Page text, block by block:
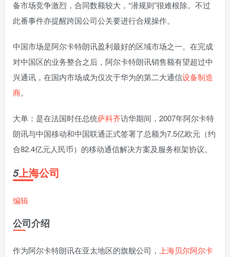
备市场竞争激烈，合同数额较大，“潜规则”很难根除。不过
此番事件亦提醒跨国公司公关要进行合规操作。
中国市场是阿尔卡特朗讯盈利最好的区域市场之一。在完成
对中国区的业务整合之后，阿尔卡特朗讯销售额有望超过中
兴通讯，在国内市场成为仅次于华为的第二大通信设备制造
商。
大单：是在法国时任总统萨科齐访华期间，2007年阿尔卡特
朗讯与中国移动和中国联通正式签署了总额为7.5亿欧元（约
合82.4亿元人民币）的移动通信解决方案及服务框架协议。
5上海公司
编辑
公司介绍
作为阿尔卡特朗讯在亚太地区的旗舰公司， 上海贝尔阿尔卡